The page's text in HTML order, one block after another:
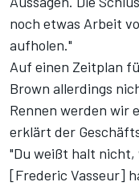
noch etwas Arbeit
aufholen."
Auf einen Zeitplan
Brown allerdings
Rennen werden wir
erklärt der
"Du weißt halt nicht,
[Frederic Vasseur]